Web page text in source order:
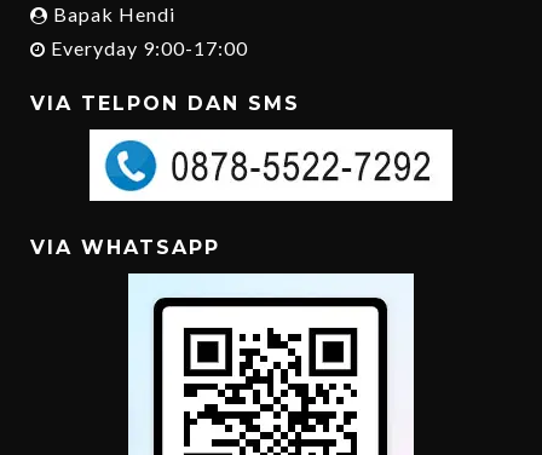
Bapak Hendi
Everyday 9:00-17:00
VIA TELPON DAN SMS
VIA WHATSAPP